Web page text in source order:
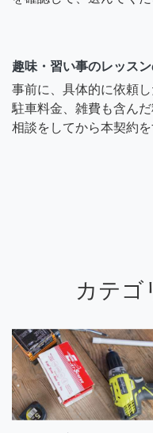
趣味・習い事のレッス
事前に、具体的に依頼
駐車料金、雑費も含ん
相談をしてから本契約
カテゴ